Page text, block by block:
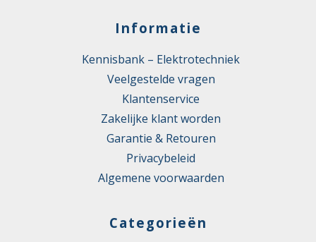
Informatie
Kennisbank – Elektrotechniek
Veelgestelde vragen
Klantenservice
Zakelijke klant worden
Garantie & Retouren
Privacybeleid
Algemene voorwaarden
Categorieën